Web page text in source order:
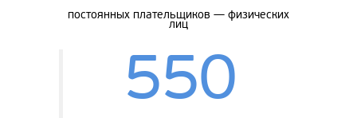
постоянных плательщиков — физических
лиц
550